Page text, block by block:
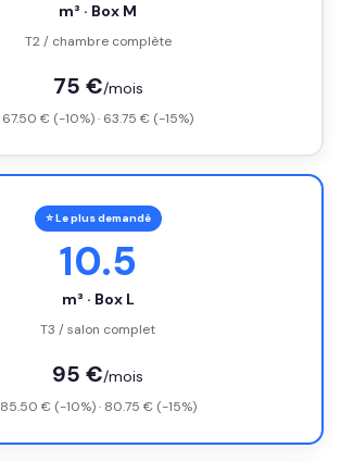
m³ · Box M
T2 / chambre complète
75 €/mois
67.50 € (-10%) · 63.75 € (-15%)
⭐ Le plus demandé
10.5
m³ · Box L
T3 / salon complet
95 €/mois
85.50 € (-10%) · 80.75 € (-15%)